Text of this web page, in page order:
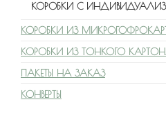
КОРОБКИ С
КОРОБКИ ИЗ
КОРОБКИ ИЗ ТОНКОГО
ПАКЕТЫ НА ЗАКАЗ
КОНВЕРТЫ